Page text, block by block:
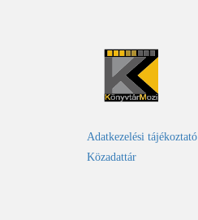
Adatkezelési tájékoztató
Közadattár